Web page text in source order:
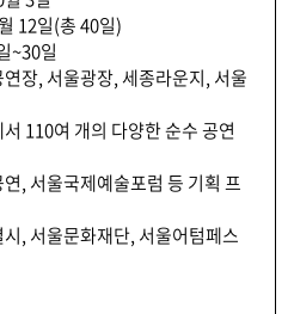
12일(총 40일)
~30일
장, 서울광장, 세종라운지, 서울
110여 개의 다양한 순수 공연
, 서울국제예술포럼 등 기획 프
, 서울문화재단, 서울어텀페스